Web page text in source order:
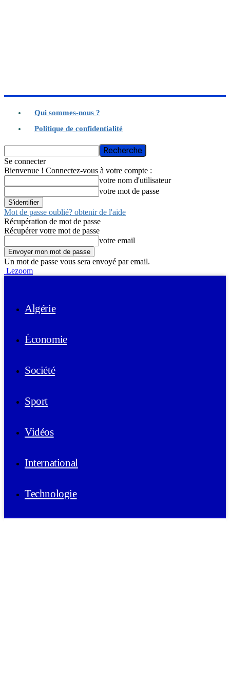
Qui sommes-nous ?
Politique de confidentialité
Se connecter
Bienvenue ! Connectez-vous à votre compte :
votre nom d'utilisateur
votre mot de passe
Mot de passe oublié? obtenir de l'aide
Récupération de mot de passe
Récupérer votre mot de passe
votre email
Un mot de passe vous sera envoyé par email.
Lezoom
Algérie
Économie
Société
Sport
Vidéos
International
Technologie